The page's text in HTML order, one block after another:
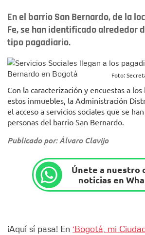
En el barrio San Bernardo, de la
Fe, se han identificado alrededor
tipo pagadiario.
Foto:
Con la caracterización y encuestas a
estos inmuebles, la Administración
el acceso a servicios sociales que se
personas del barrio San Bernardo.
Publicado por: Álvaro Clavijo
Únete a nuestro
noticias en
¡Aquí sí pasa! En ‘Bogotá, mi